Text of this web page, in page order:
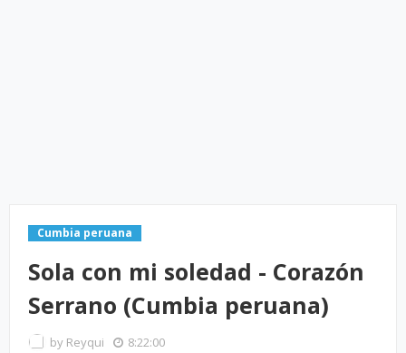
Cumbia peruana
Sola con mi soledad - Corazón
Serrano (Cumbia peruana)
by Reyqui 8:22:00